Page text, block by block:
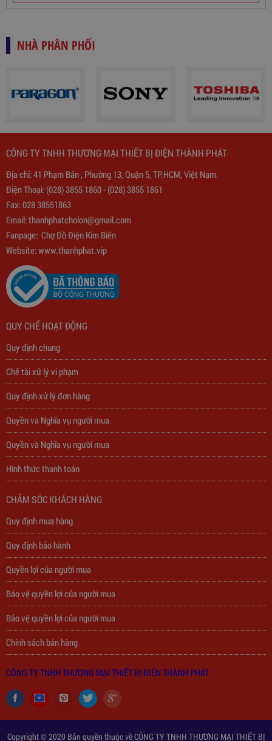
Biến Áp Đổi Nguồn DN020
775,000đ
Trạm Sạc Điện Thoại 2D22N5USB
310,000đ
NHÀ PHÂN PHỐI
CÔNG TY TNHH THƯƠNG MẠI THIẾT BỊ ĐIỆN THÀNH PHÁT
Địa chỉ: 41 Phạm Bân , Phường 13, Quận 5, TP.HCM, Việt Nam.
Điện Thoại: (028) 3855 1860- (028) 3855 1861
Fax: 028 38551863
Email:thanhphatcholon@gmail.com
Fanpage: Chợ Đồ Điện Kim Biên
Website: www.thanhphat.vip
QUY CHẾ HOẠT ĐỘNG
Quy định chung
Chế tài xử lý vi phạm
Quy định xử lý đơn hàng
Quyền và Nghĩa vụ người mua
Quyền và Nghĩa vụ người mua
Hình thức thanh toán
CHẮM SÓC KHÁCH HÀNG
Quy định mua hàng
Quy định bảo hành
Quyền lợi của người mua
Bảo vệ quyền lợi của người mua
Bảo vệ quyền lợi của người mua
Chính sách bán hàng
CÔNG TY TNHH THƯƠNG MẠI THIẾT BỊ ĐIỆN THÀNH PHÁT
Copyright © 2020 Bản quyền thuộc về CÔNG TY TNHH THƯƠNG MẠI THIẾT BỊ